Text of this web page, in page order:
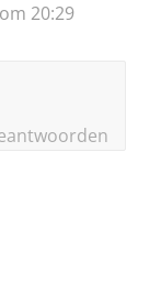
20:29